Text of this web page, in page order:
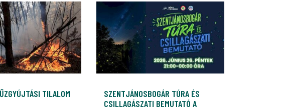
TILALOM
SZENTJÁNOSBOGÁR TÚRA ÉS
CSILLAGÁSZATI BEMUTATÓ A